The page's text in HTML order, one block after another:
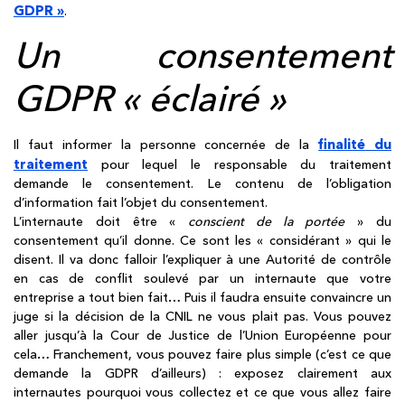
GDPR ».
Un consentement
GDPR « éclairé »
Il faut informer la personne concernée de lafinalité du
traitement pour lequel le responsable du traitement
demande le consentement. Le contenu de l’obligation
d’information fait l’objet du consentement.
L’internaute doit être « conscient de la portée» du
consentement qu’il donne. Ce sont les « considérant » qui le
disent. Il va donc falloir l’expliquer à une Autorité de contrôle
en cas de conflit soulevé par un internaute que votre
entreprise a tout bien fait… Puis il faudra ensuite convaincre un
juge si la décision de la CNIL ne vous plait pas. Vous pouvez
aller jusqu’à la Cour de Justice de l’Union Européenne pour
cela… Franchement, vous pouvez faire plus simple (c’est ce que
demande la GDPR d’ailleurs) : exposez clairement aux
internautes pourquoi vous collectez et ce que vous allez faire